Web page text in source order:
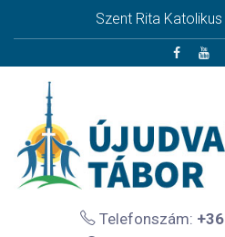
Szent Rita
Telefonszám: